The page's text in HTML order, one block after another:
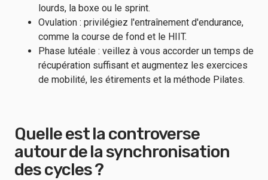
lourds, la boxe ou le sprint.
Ovulation : privilégiez l'entraînement d'endurance,
comme la course de fond et le HIIT.
Phase lutéale : veillez à vous accorder un temps de
récupération suffisant et augmentez les exercices
de mobilité, les étirements et la méthode Pilates.
Quelle est la controverse
autour de la synchronisation
des cycles ?